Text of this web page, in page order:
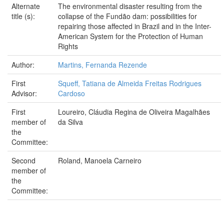
Alternate
title (s):
The environmental disaster resulting from the
collapse of the Fundão dam: possibilities for
repairing those affected in Brazil and in the Inter-
American System for the Protection of Human
Rights
Author:
Martins, Fernanda Rezende
First
Advisor:
Squeff, Tatiana de Almeida Freitas Rodrigues
Cardoso
First
member of
the
Committee:
Loureiro, Cláudia Regina de Oliveira Magalhães
da Silva
Second
member of
the
Committee:
Roland, Manoela Carneiro